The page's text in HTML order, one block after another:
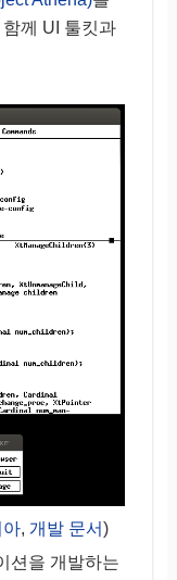
께 UI 툴킷과
아, 개발 문서)
션을 개발하는